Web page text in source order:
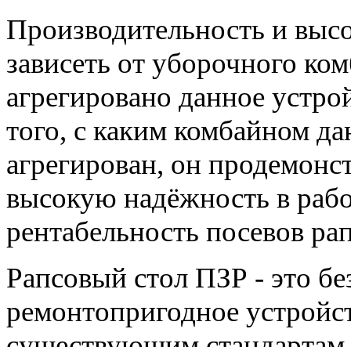
Производительность и
зависеть от уборочного
агрегировано данное
того, с каким комбайном
агрегирован, он
высокую надёжность в
рентабельность посевов
Рапсовый стол ПЗР - это
ремонтопригодное